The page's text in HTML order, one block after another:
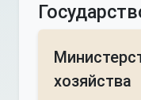
хозяйства